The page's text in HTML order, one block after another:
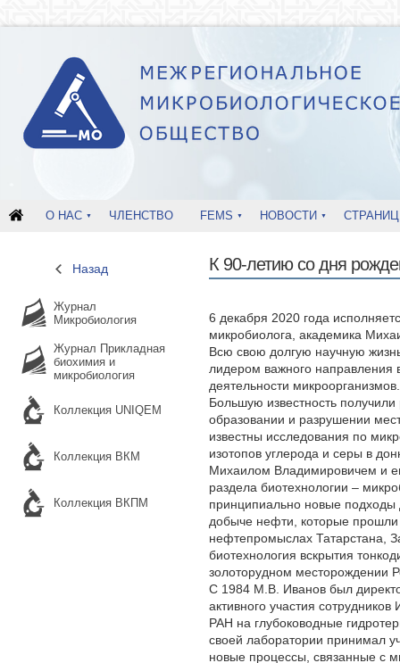
О НАС ЧЛЕНСТВО FEMS НОВОСТИ
Назад
Журнал
Микробиология
Журнал Прикладная
биохимия и
микробиология
Коллекция UNIQEM
Коллекция ВКМ
Коллекция ВКПМ
К 90-летию со дня
6 декабря 2020 года
микробиолога, академика
Всю свою долгую научную
лидером важного направления
деятельности микроорганизмов.
Большую известность
образовании и разрушении
известны исследования по
изотопов углерода и серы в
Михаилом Владимировичем и
раздела биотехнологии –
принципиально новые подходы
добыче нефти, которые
нефтепромыслах Татарстана,
биотехнология вскрытия
золоторудном месторождении
С 1984 М.В. Иванов был
активного участия
РАН на глубоководные
своей лаборатории принимал
новые процессы, связанные с